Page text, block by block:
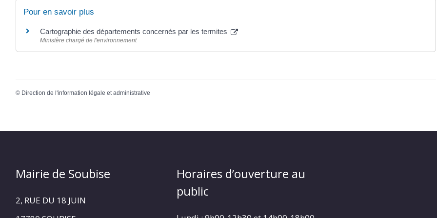
Pour en savoir plus
Cartographie des départements concernés par les termites
Ministère chargé de l'environnement
© Direction de l'information légale et administrative
Mairie de Soubise
2, RUE DU 18 JUIN
Horaires d’ouverture au
public